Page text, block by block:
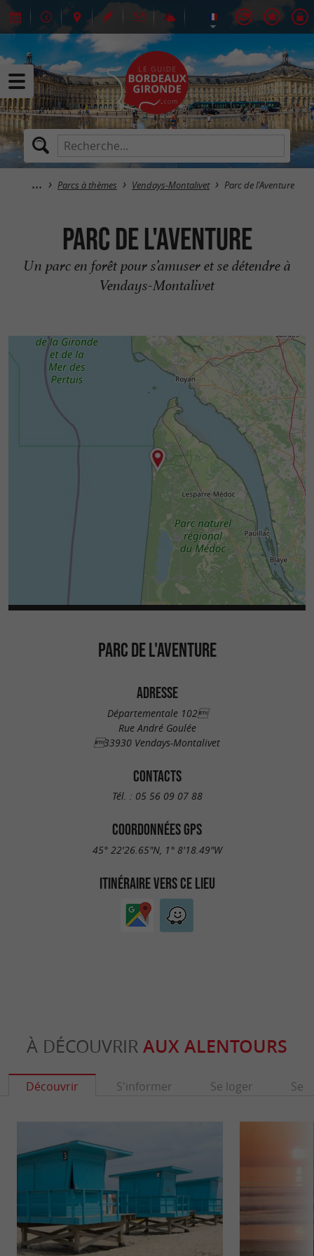
Parcs à thèmes Vendays-Montalivet Parc de l'Aventure
Parc de l'Aventure
Un parc en forêt pour s’amuser et se détendre à
Vendays-Montalivet
PARC DE L'AVENTURE
ADRESSE
Départementale 102
Rue André Goulée
33930 Vendays-Montalivet
CONTACTS
Tél. : 05 56 09 07 88
COORDONNÉES GPS
45° 22'26.65"N, 1° 8'18.49"W
ITINÉRAIRE VERS CE LIEU
À DÉCOUVRIR AUX ALENTOURS
Découvrir S'informer Se loger Se